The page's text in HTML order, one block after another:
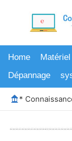
Home Matériel
Dépannage
*